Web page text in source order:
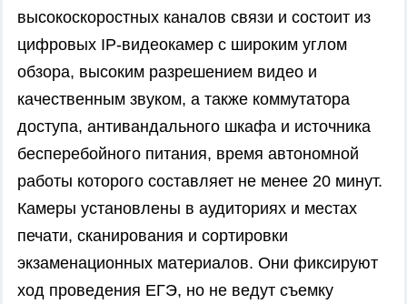
высокоскоростных каналов связи и состоит из
цифровых IP-видеокамер с широким углом
обзора, высоким разрешением видео и
качественным звуком, а также коммутатора
доступа, антивандального шкафа и источника
бесперебойного питания, время автономной
работы которого составляет не менее 20 минут.
Камеры установлены в аудиториях и местах
печати, сканирования и сортировки
экзаменационных материалов. Они фиксируют
ход проведения ЕГЭ, но не ведут съемку